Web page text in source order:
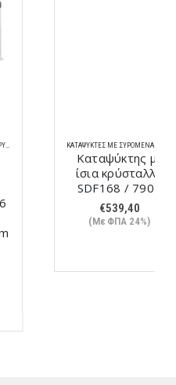
KΑΤΑΨΎΚΤΕΣ ΜΕ ΣΥΡΌΜΕΝΑ ΚΡΎΣΤΑΛΛΑ
Καταψύκτης με
ίσια κρύσταλλα
SDF168 / 7907
539,40
(Με ΦΠΑ 24%)